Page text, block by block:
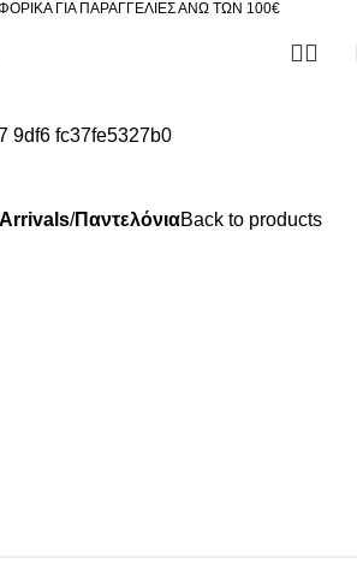
ΓΙΑ ΠΑΡΑΓΓΕΛΙΕΣ ΑΝΩ ΤΩΝ 100€
ΠαντελόνιαBack to products